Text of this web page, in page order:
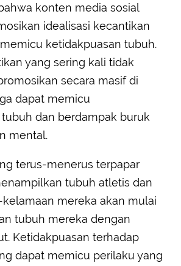
konten media sosial
idealisasi kecantikan
ketidakpuasan tubuh.
yang sering kali tidak
secara masif di
dapat memicu
dan berdampak buruk
mental.
terus-menerus terpapar
tubuh atletis dan
mereka akan mulai
tubuh mereka dengan
Ketidakpuasan terhadap
dapat memicu perilaku yang